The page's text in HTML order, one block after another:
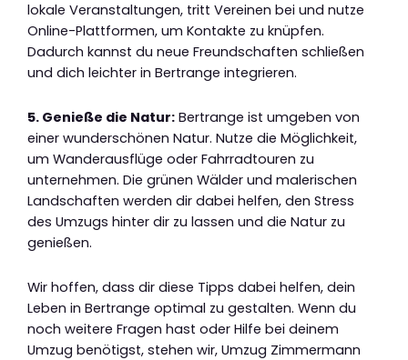
lokale Veranstaltungen, tritt Vereinen bei und nutze
Online-Plattformen, um Kontakte zu knüpfen.
Dadurch kannst du neue Freundschaften schließen
und dich leichter in Bertrange integrieren.
5. Genieße die Natur: Bertrange ist umgeben von
einer wunderschönen Natur. Nutze die Möglichkeit,
um Wanderausflüge oder Fahrradtouren zu
unternehmen. Die grünen Wälder und malerischen
Landschaften werden dir dabei helfen, den Stress
des Umzugs hinter dir zu lassen und die Natur zu
genießen.
Wir hoffen, dass dir diese Tipps dabei helfen, dein
Leben in Bertrange optimal zu gestalten. Wenn du
noch weitere Fragen hast oder Hilfe bei deinem
Umzug benötigst, stehen wir, Umzug Zimmermann